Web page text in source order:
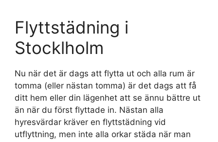
Flyttstädning i
Stocklholm
Nu när det är dags att flytta ut och alla rum är
tomma (eller nästan tomma) är det dags att få
ditt hem eller din lägenhet att se ännu bättre ut
än när du först flyttade in. Nästan alla
hyresvärdar kräver en flyttstädning vid
utflyttning, men inte alla orkar städa när man